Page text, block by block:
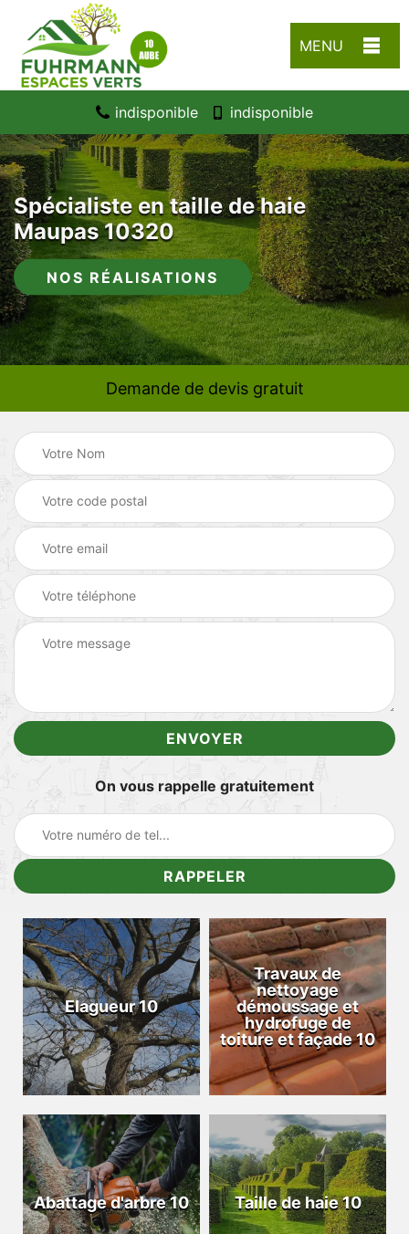
MENU
indisponible indisponible
Spécialiste en taille de haie
Maupas 10320
NOS RÉALISATIONS
Demande de devis gratuit
On vous rappelle gratuitement
Elagueur 10
Travaux de
nettoyage
démoussage et
hydrofuge de
toiture et façade 10
Abattage d'arbre 10 Taille de haie 10